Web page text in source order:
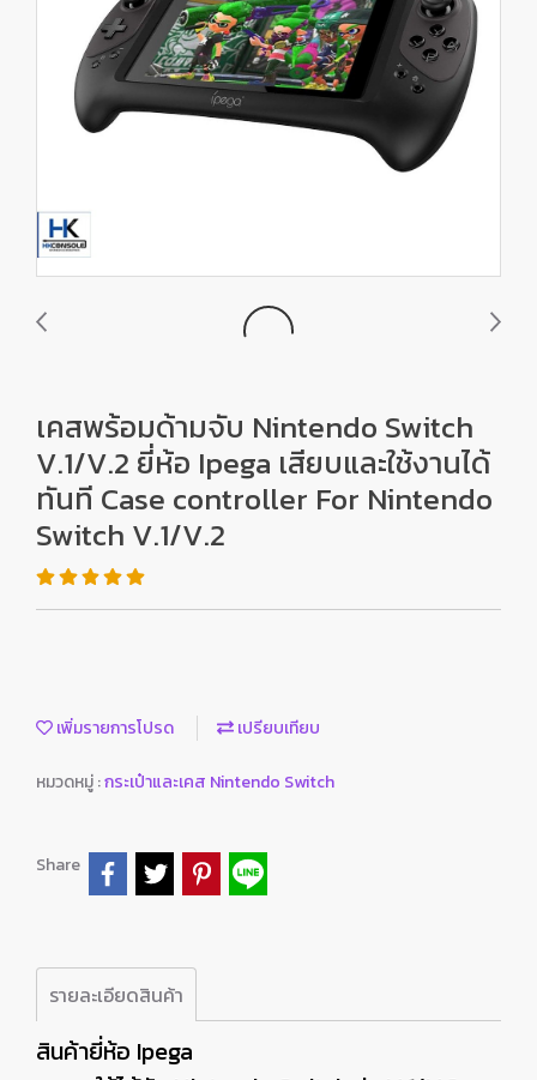
เคสพร้อมด้ามจับ Nintendo Switch
V.1/V.2 ยี่ห้อ Ipega เสียบและใช้งานได้
ทันที Case controller For Nintendo
Switch V.1/V.2
เพิ่มรายการโปรด เปรียบเทียบ
หมวดหมู่ :กระเป๋าและเคส Nintendo Switch
Share
รายละเอียดสินค้า
สินค้ายี่ห้อ Ipega